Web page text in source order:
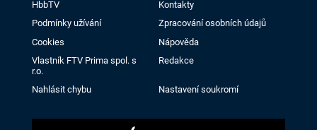
HbbTV
Kontakty
Podmínky užívání
Zpracování osobních údajů
Cookies
Nápověda
Vlastník FTV Prima spol. s
r.o.
Redakce
Nahlásit chybu Nastavení soukromí